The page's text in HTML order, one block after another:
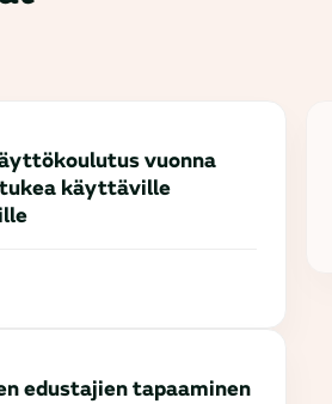
vuonna
käyttäville
edustajien tapaaminen